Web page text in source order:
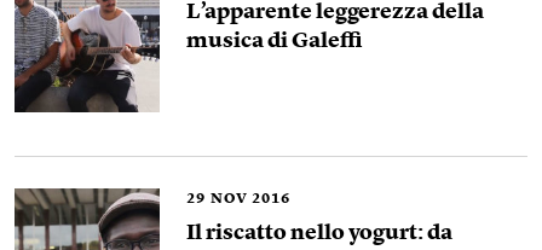
L’apparente leggerezza della
musica di Galeffi
29 NOV 2016
Il riscatto nello yogurt: da